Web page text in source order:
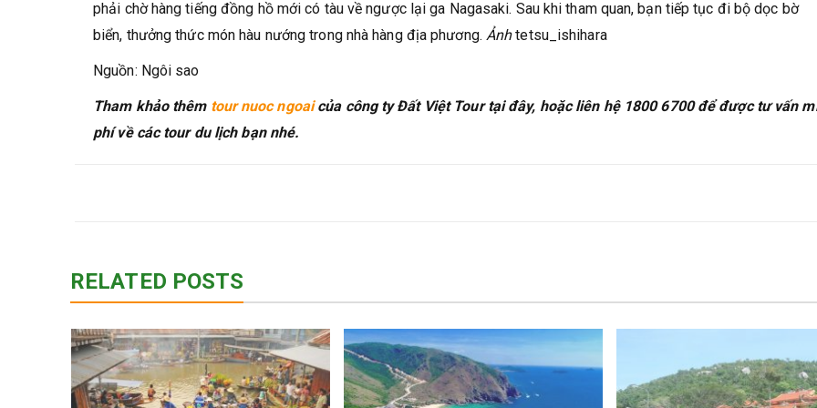
phải chờ hàng tiếng đồng hồ mới có tàu về ngược lại ga Nagasaki. Sau khi tham quan, bạn tiếp tục đi bộ dọc bờ
biển, thưởng thức món hàu nướng trong nhà hàng địa phương. Ảnhtetsu_ishihara
Nguồn: Ngôi sao
Tham khảo thêm tour nuoc ngoaicủa công ty Đất Việt Tour tại đây, hoặc liên hệ 1800 6700 để được tư vấn
phí về các tour du lịch bạn nhé.
RELATED POSTS